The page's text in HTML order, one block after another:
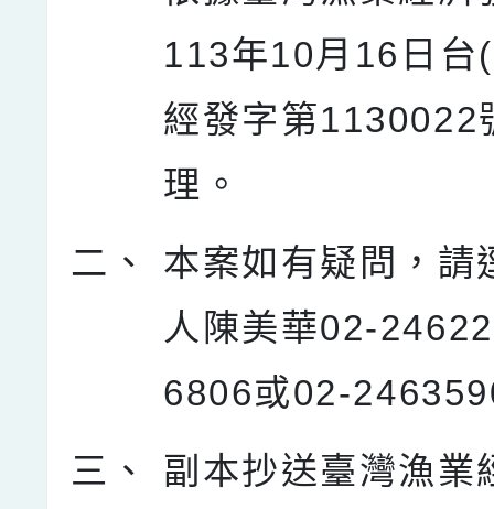
113年10月16日台
經發字第1130022
理。
二、
本案如有疑問，請
人陳美華02-
6806或02-
三、
副本抄送臺灣漁業